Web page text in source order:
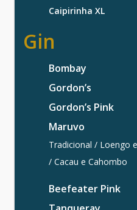
Caipirinha XL
Gin
Bombay
Gordon’s
Gordon’s Pink
Maruvo
Tradicional / Loengo
/ Cacau e Cahombo
Beefeater Pink